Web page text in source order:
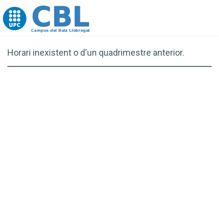
Go to upc.edu
Horari inexistent o d'un quadrimestre anterior.